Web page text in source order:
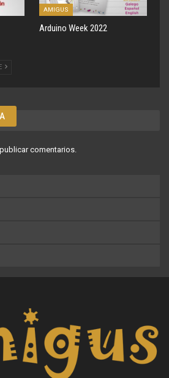
AMIGUS
Arduino Week 2022
comentarios.